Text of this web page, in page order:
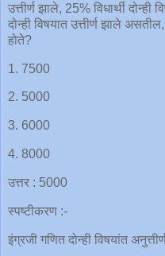
उत्तीर्ण झाले, 25% विधार्थी दोन्ही
दोन्ही विषयात उत्तीर्ण झाले
होते?
1. 7500
2. 5000
3. 6000
4. 8000
उत्तर : 5000
स्पष्टीकरण :-
इंग्रजी गणित दोन्ही विषयांत